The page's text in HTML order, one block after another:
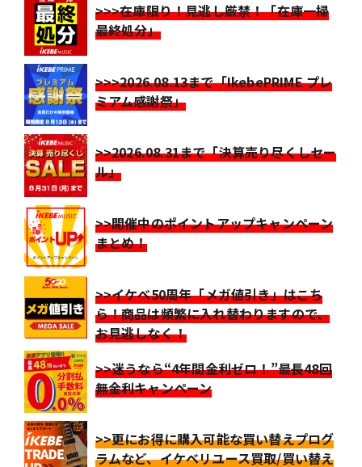
>>>在庫限り！見逃し厳禁！「在庫一掃
最終処分」
>>>2026.08.13まで「IkebePRIME プレ
ミアム感謝祭」
>>2026.08.31まで「決算売り尽くしセー
ル」
>>開催中のポイントアップキャンペーン
まとめ！
>>イケベ50周年「メガ値引き」はこち
ら！商品は頻繁に入れ替わりますので、
お見逃しなく！
>>迷うなら“4年間金利ゼロ！”最長48回
無金利キャンペーン
>>更にお得に購入可能な買い替えプログ
ラムなど、イケベリユース買取/買い替え